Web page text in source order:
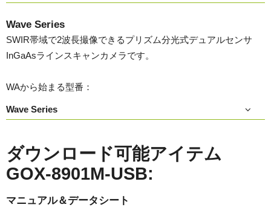
Wave Series
SWIR帯域で2波長撮像できるプリズム分光式デュアルセンサ
InGaAsラインスキャンカメラです。
WAから始まる型番：
Wave Series
ダウンロード可能アイテム
GOX-8901M-USB:
マニュアル＆データシート